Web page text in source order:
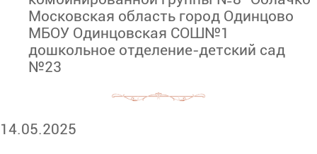
Московская область город Одинцово
МБОУ Одинцовская СОШ№1
дошкольное отделение-детский сад
№23
14.05.2025